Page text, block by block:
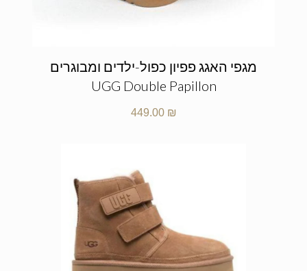
מגפי האגג פפיון כפול-ילדים ומבוגרים
UGG Double Papillon
449.00 ₪